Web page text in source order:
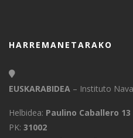
HARREMANETARAKO
EUSKARABIDEA – Instituto
Helbidea: Paulino Caballero 13
PK: 31002